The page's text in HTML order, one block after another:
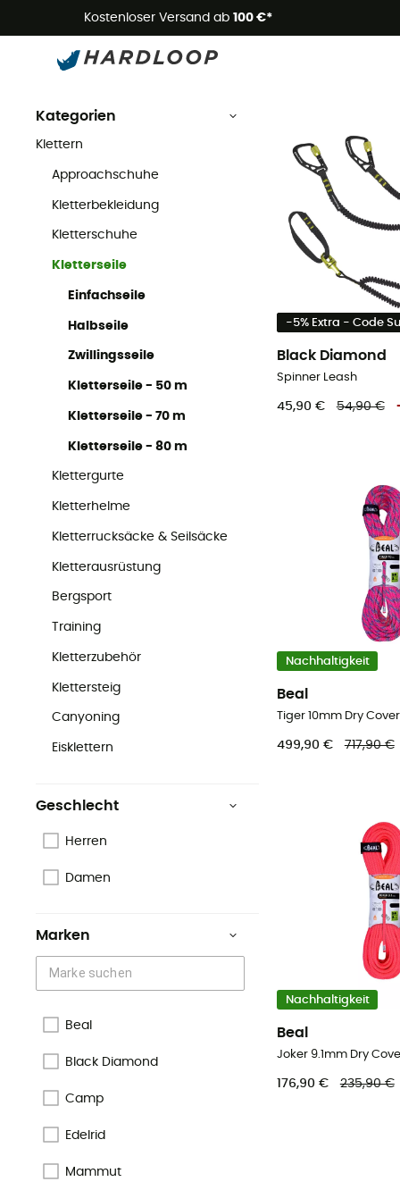
Kostenloser Versand ab 100 €*
Klettern Kletterseile
Kletterseile
Kategorien
Klettern
Approachschuhe
Kletterbekleidung
Kletterschuhe
Kletterseile
Einfachseile
Halbseile
Zwillingsseile
Kletterseile - 50 m
Kletterseile - 70 m
Kletterseile - 80 m
Klettergurte
Kletterhelme
Kletterrucksäcke & Seilsäcke
Kletterausrüstung
Bergsport
Training
Kletterzubehör
Klettersteig
Canyoning
Eisklettern
Geschlecht
Herren
Damen
Marken
Beal
Black Diamond
Camp
Edelrid
Mammut
-5% Extra - Code
Black Diamond
Spinner Leash
45,90 € 54,90 €
Nachhaltigkeit
Beal
Tiger 10mm Dry
499,90 € 717,90 €
Nachhaltigkeit
Beal
Joker 9.1mm Dry
176,90 € 235,90 €